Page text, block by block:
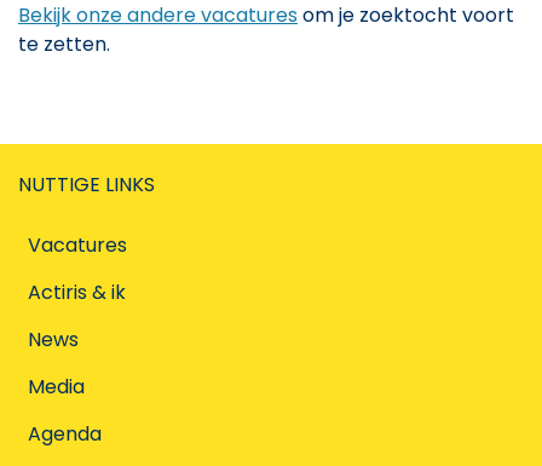
Bekijk onze andere vacaturesom je zoektocht voort
te zetten.
NUTTIGE LINKS
Vacatures
Actiris & ik
News
Media
Agenda